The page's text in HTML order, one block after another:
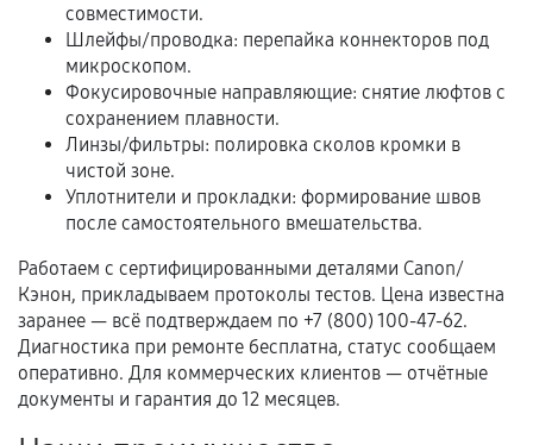
условия продления согласовываются отдельно и
фиксируются в документах.
Когда гарантия не действует
Нарушение правил эксплуатации,
механические повреждения, попадание влаги,
Самостоятельный ремонт или вмешательство
третьих лиц.
Естественный износ деталей, если иное не
предусмотрено отдельно.
совместимости.
Шлейфы/проводка: перепайка коннекторов под
микроскопом.
Фокусировочные направляющие: снятие люфтов с
сохранением плавности.
Линзы/фильтры: полировка сколов кромки в
чистой зоне.
Уплотнители и прокладки: формирование швов
после самостоятельного вмешательства.
Работаем с сертифицированными деталями Canon/
Кэнон, прикладываем протоколы тестов. Цена известна
заранее — всё подтверждаем по +7 (800) 100-47-62.
Диагностика при ремонте бесплатна, статус сообщаем
оперативно. Для коммерческих клиентов — отчётные
документы и гарантия до 12 месяцев.